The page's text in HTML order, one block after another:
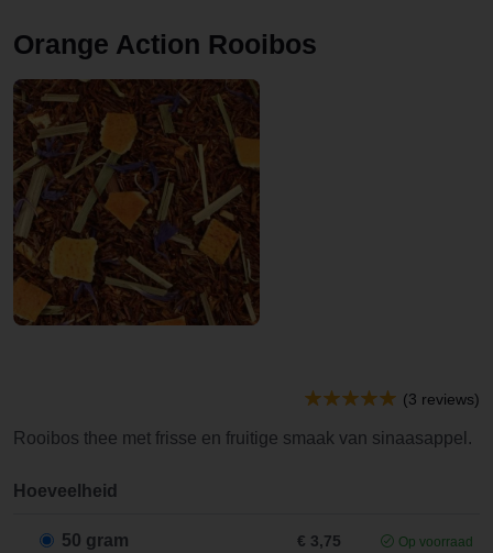
Orange Action Rooibos
(3 reviews)
Rooibos thee met frisse en fruitige smaak van sinaasappel.
Hoeveelheid
50 gram € 3,75 Op voorraad